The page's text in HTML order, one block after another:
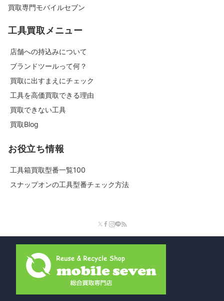
買取専門モバイルセブン
工具買取メニュー
店舗への持込みについて
ブランドツールって何？
買取に出すまえにチェック
工具を高価買取できる理由
買取できない工具
買取Blog
お役立ち情報
工具箱買取型番一覧100
スナップオンの工具型番チェック方法